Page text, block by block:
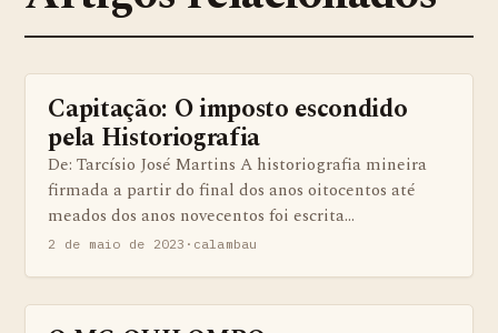
ARTIGOS QUILOMBOLAS.
Capitação: O imposto escondido
pela Historiografia
De: Tarcísio José Martins A historiografia mineira
firmada a partir do final dos anos oitocentos até
meados dos anos novecentos foi escrita…
2 de maio de 2023 · calambau